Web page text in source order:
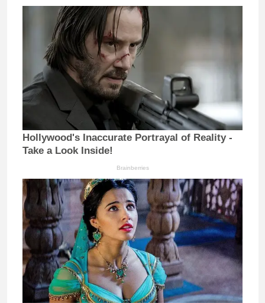
Hollywood's Inaccurate Portrayal of Reality -
Take a Look Inside!
Brainberries